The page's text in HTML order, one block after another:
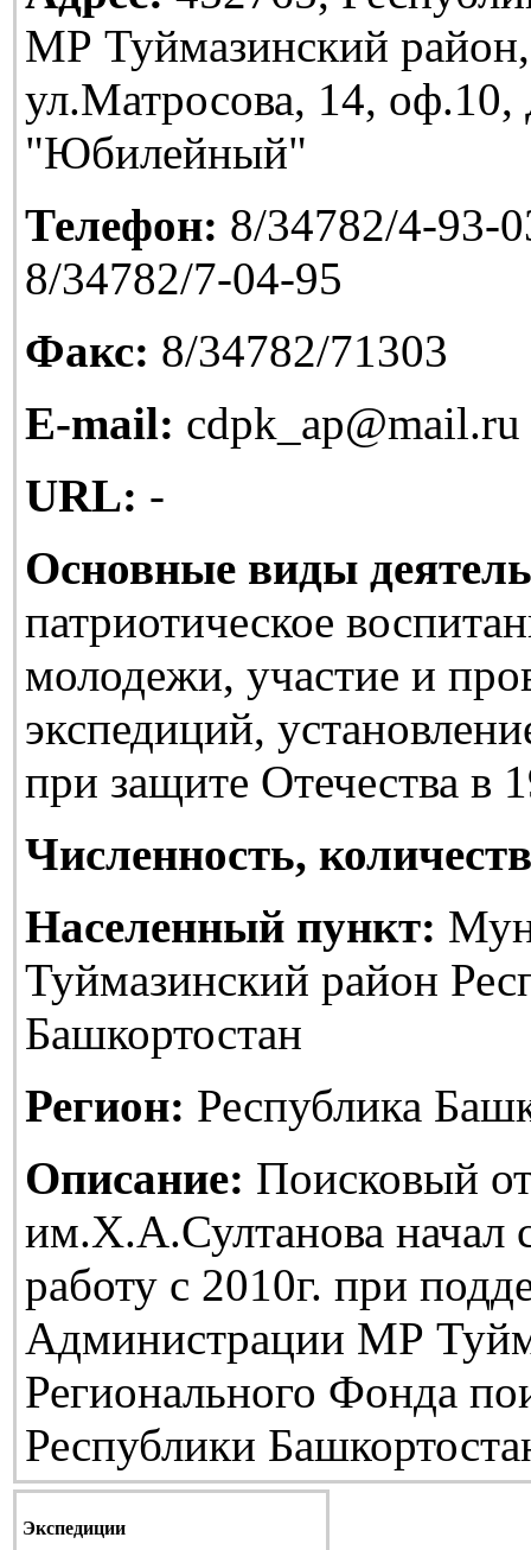
МР Туймазинский
ул.Матросова, 14,
"Юбилейный"
Телефон: 8/34782/4-93-
8/34782/7-04-95
Факс: 8/34782/71303
E-mail: cdpk_ap@mail.ru
URL: -
Основные виды
патриотическое
молодежи, участие и
экспедиций,
при защите Отечества в
Численность,
Населенный пункт:
Туймазинский район
Башкортостан
Регион: Республика
Описание: Поисковый
им.Х.А.Султанова начал
работу с 2010г. при
Администрации МР
Регионального Фонда
Республики
Экспедиции